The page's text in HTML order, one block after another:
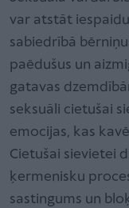
var atstāt
sabiedrībā
paēdušus un
gatavas
seksuāli cietušai
emocijas, kas
Cietušai sievietei
ķermenisku
sastingums un